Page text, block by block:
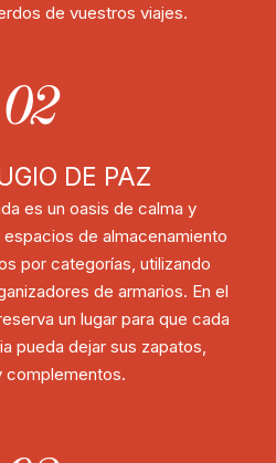
de vuestros viajes.
02
DE PAZ
es un oasis de calma y
de almacenamiento
por categorías, utilizando
de armarios. En el
un lugar para que cada
pueda dejar sus zapatos,
complementos.